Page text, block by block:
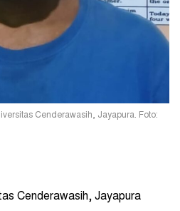
Cenderawasih, Jayapura. Foto:
Cenderawasih, Jayapura